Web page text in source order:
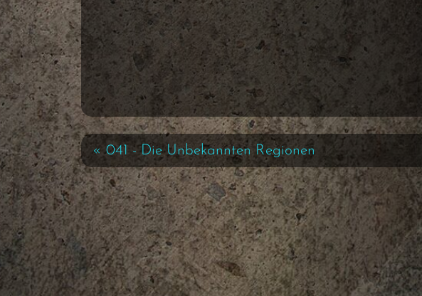
« 041 - Die Unbekannten Regionen